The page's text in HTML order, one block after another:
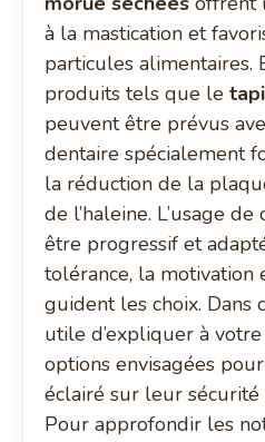
à la mastication et
particules alimentaires.
produits tels que le
peuvent être prévus
dentaire spécialement
la réduction de la
de l’haleine. L’usage
être progressif et
tolérance, la motivation
guident les choix. Dans
utile d’expliquer à
options envisagées
éclairé sur leur
Pour approfondir les